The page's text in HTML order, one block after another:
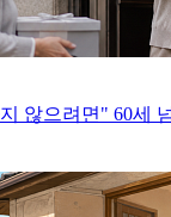
않으려면" 60세